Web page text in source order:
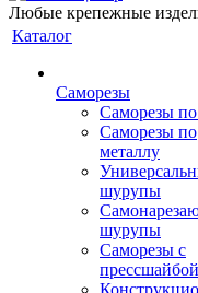
Любые крепежные
Каталог
Саморезы
Саморезы по
Саморезы по
металлу
шурупы
шурупы
Саморезы с
прессшайбой